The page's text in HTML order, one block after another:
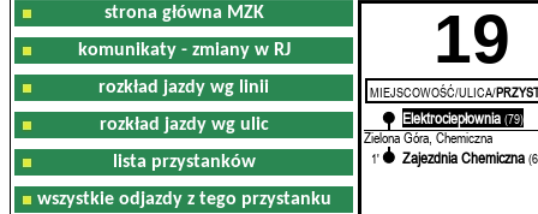
strona główna MZK
komunikaty - zmiany w RJ
rozkład jazdy wg linii
rozkład jazdy wg ulic
lista przystanków
wszystkie odjazdy z tego przystanku
19
MIEJSCOWOŚĆ/ULICA/
Elektrociepłownia (79)
Zielona Góra, Chemiczna
1' Zajezdnia Chemiczna